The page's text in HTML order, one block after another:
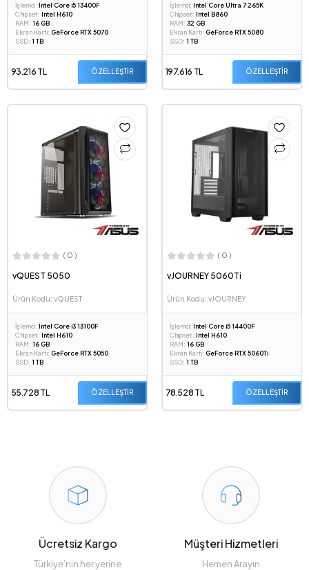
İşlemci: Intel Core i5 13400F
Chipset: Intel H610
RAM: 16 GB
Ekran Kartı: GeForce RTX 5070
SSD: 1 TB
93.216 TL ÖZELLEŞTİR
İşlemci: Intel Core Ultra 7 265K
Chipset: Intel B860
RAM: 32 GB
Ekran Kartı: GeForce RTX 5080
SSD: 1 TB
197.616 TL ÖZELLEŞTİR
( 0 )
vQUEST 5050
Ürün Kodu: vQUEST
İşlemci: Intel Core i3 13100F
Chipset: Intel H610
RAM: 16 GB
Ekran Kartı: GeForce RTX 5050
SSD: 1 TB
55.728 TL ÖZELLEŞTİR
( 0 )
vJOURNEY 5060Ti
Ürün Kodu: vJOURNEY
İşlemci: Intel Core i5 14400F
Chipset: Intel H610
RAM: 16 GB
Ekran Kartı: GeForce RTX 5060Ti
SSD: 1 TB
78.528 TL ÖZELLEŞTİR
Ücretsiz Kargo
Türkiye’nin her yerine
Müşteri Hizmetleri
Hemen Arayın